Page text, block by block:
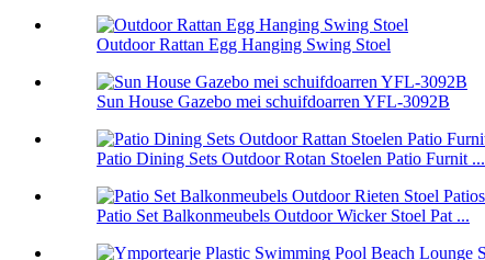
Outdoor Rattan Egg Hanging Swing Stoel
Sun House Gazebo mei schuifdoarren YFL-3092B
Patio Dining Sets Outdoor Rotan Stoelen Patio Furnit ...
Patio Set Balkonmeubels Outdoor Wicker Stoel Pat ...